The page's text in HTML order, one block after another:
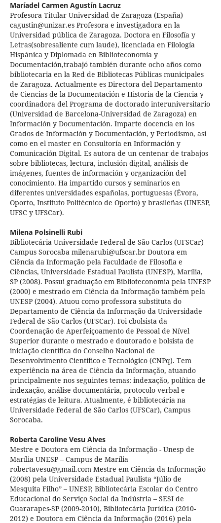
Maríadel Carmen Agustín Lacruz
Profesora Titular Universidad de Zaragoza (España)
cagustin@unizar.es Profesora e investigadora en la
Universidad pública de Zaragoza. Doctora en Filosofía y
Letras(sobresaliente cum laude), licenciada en Filología
Hispánica y Diplomada en Biblioteconomía y
Documentación,trabajó también durante ocho años como
bibliotecaria en la Red de Bibliotecas Públicas municipales
de Zaragoza. Actualmente es Directora del Departamento
de Ciencias de la Documentación e Historia de la Ciencia y
coordinadora del Programa de doctorado interuniversitario
(Universidad de Barcelona-Universidad de Zaragoza) en
Información y Documentación. Imparte docencia en los
Grados de Información y Documentación, y Periodismo, así
como en el master en Consultoría en Información y
Comunicación Digital. Es autora de un centenar de trabajos
sobre bibliotecas, lectura, inclusión digital, análisis de
imágenes, fuentes de información y organización del
conocimiento. Ha impartido cursos y seminarios en
diferentes universidades españolas, portuguesas (Évora,
Oporto, Instituto Politécnico de Oporto) y brasileñas (UNESP,
UFSC y UFSCar).
Milena Polsinelli Rubi
Bibliotecária Universidade Federal de São Carlos (UFSCar) –
Campus Sorocaba milenarubi@ufscar.br Doutora em
Ciência da Informação pela Faculdade de Filosofia e
Ciências, Universidade Estadual Paulista (UNESP), Marília,
SP (2008). Possui graduação em Biblioteconomia pela UNESP
(2000) e mestrado em Ciência da Informação também pela
UNESP (2004). Atuou como professora substituta do
Departamento de Ciência da Informação da Universidade
Federal de São Carlos (UFSCar). Foi cbolsista da
Coordenação de Aperfeiçoamento de Pessoal de Nível
Superior durante o mestrado e doutorado e bolsista de
iniciação científica do Conselho Nacional de
Desenvolvimento Científico e Tecnológico (CNPq). Tem
experiência na área de Ciência da Informação, atuando
principalmente nos seguintes temas: indexação, política de
indexação, análise documentária, protocolo verbal e
estratégias de leitura. Atualmente, é bibliotecária na
Universidade Federal de São Carlos (UFSCar), Campus
Sorocaba.
Roberta Caroline Vesu Alves
Mestre e Doutora em Ciência da Informação - Unesp de
Marília UNESP – Campus de Marília
robertavesu@gmail.com Mestre em Ciência da Informação
(2008) pela Universidade Estadual Paulista “Júlio de
Mesquita Filho” – UNESP, Bibliotecária Escolar do Centro
Educacional do Serviço Social da Indústria – SESI de
Guararapes-SP (2009-2010), Bibliotecária Jurídica (2010-
2012) e Doutora em Ciência da Informação (2016) pela